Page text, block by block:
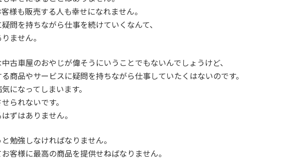
様も販売する人も幸せになれません。
問を持ちながら仕事を続けていくなんて、
ません。
古車屋のおやじが偉そうにいうことでもないんでしょうけど、
商品やサービスに疑問を持ちながら仕事していたくはないのです。
になってしまいます。
られないです。
ずはありません。
勉強しなければなりません。
客様に最高の商品を提供せねばなりません。